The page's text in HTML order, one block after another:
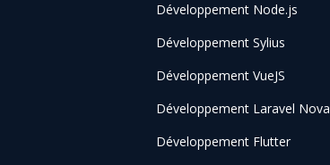
Développement Node.js
Développement Sylius
Développement VueJS
Développement Laravel Nova
Développement Flutter